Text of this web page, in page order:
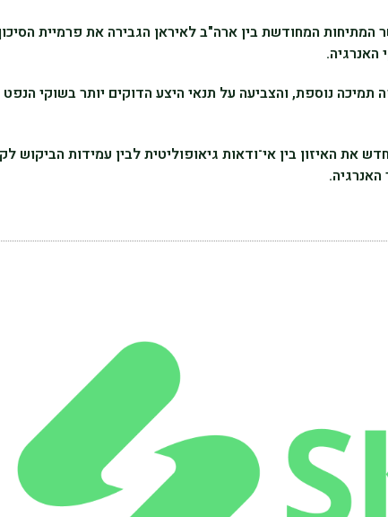
המתיחות המחודשת בין ארה"ב לאיראן הגבירה את פרמיית
האנרגיה.
תמיכה נוספת, והצביעה על תנאי היצע הדוקים יותר בשוקי הנפט
את האיזון בין אי־ודאות גיאופוליטית לבין עמידות הביקוש